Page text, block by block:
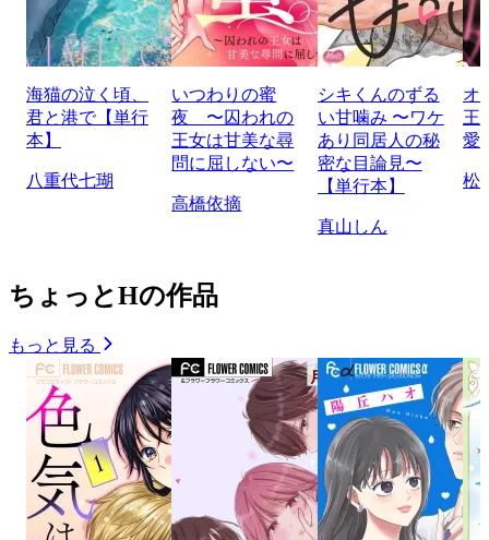
海猫の泣く頃、
君と港で【単行
本】
八重代七瑚
いつわりの蜜
夜 〜囚われの
王女は甘美な尋
問に屈しない〜
高橋依摘
シキくんのずる
い甘噛み 〜ワケ
あり同居人の秘
密な目論見〜
【単行本】
真山しん
オ
王
愛
松
ちょっとHの作品
もっと見る